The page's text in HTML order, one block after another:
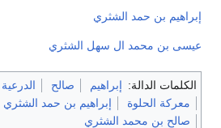
إبراهيم بن حمد الشثري
عیسی بن محمد ال سهل الشثري
الكلمات الدالة: إبراهيم صالح الدرعية
معركة الحلوة
إبراهيم بن حمد الشثري
صالح بن محمد الشثري